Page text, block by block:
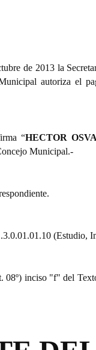
de 2013 la
autoriza el
“HECTOR
Municipal.-
(Estudio,
08º) inciso "f" del